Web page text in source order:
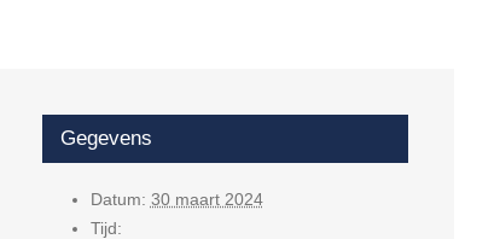
Gegevens
Datum: 30 maart 2024
Tijd: